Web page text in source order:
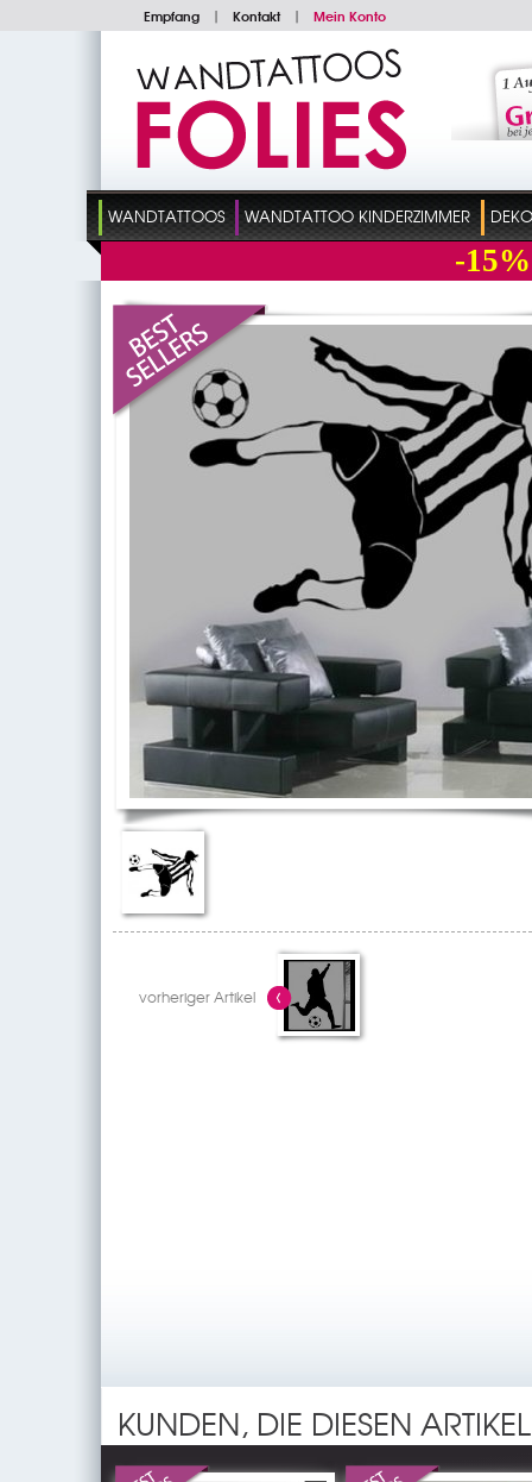
Empfang | Kontakt | Mein Konto
WANDTATTOOS WANDTATTOO KINDERZIMMER
-15%
vorheriger Artikel
KUNDEN, DIE DIESEN